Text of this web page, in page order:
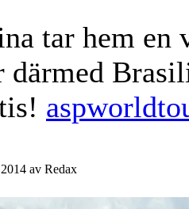
tar hem en
av Redax